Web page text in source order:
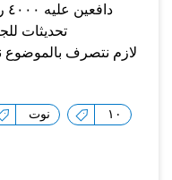
تحديثات
لازم نتصرف بالموضوع
نوت ١٠